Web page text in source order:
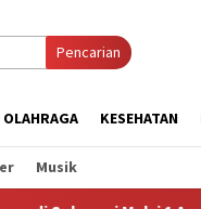
Pencarian
OLAHRAGA KESEHATAN
Musik